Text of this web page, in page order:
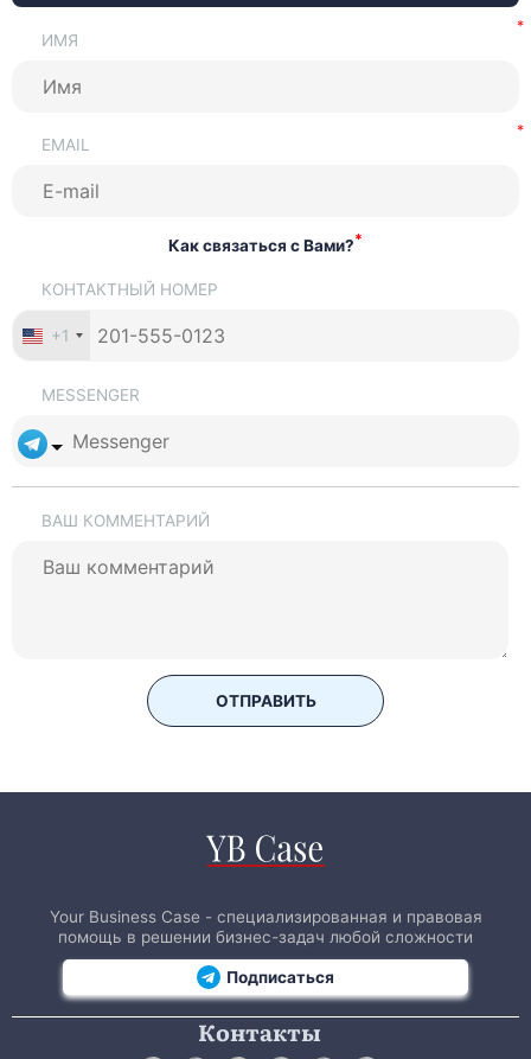
ИМЯ
EMAIL
Как связаться с Вами?*
КОНТАКТНЫЙ НОМЕР
+1
MESSENGER
ВАШ КОММЕНТАРИЙ
ОТПРАВИТЬ
Your Business Case - специализированная и правовая
помощь в решении бизнес-задач любой сложности
Подписаться
Контакты